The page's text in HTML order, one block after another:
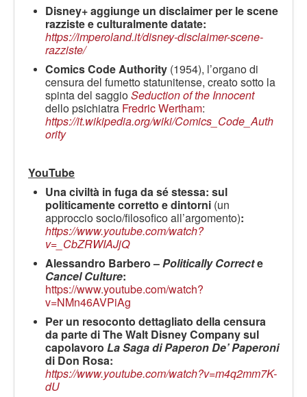
Disney+ aggiunge un disclaimer per le scene
razziste e culturalmente datate:
https://imperoland.it/disney-disclaimer-scene-
razziste/
Comics Code Authority (1954), l’organo di
censura del fumetto statunitense, creato sotto la
spinta del saggioSeduction of the Innocent
dello psichiatra Fredric Wertham:
https://it.wikipedia.org/wiki/Comics_Code_Auth
ority
YouTube
Una civiltà in fuga da sé stessa: sul
politicamente corretto e dintorni (un
approccio socio/filosofico all’argomento):
https://www.youtube.com/watch?
v=_CbZRWIAJjQ
Alessandro Barbero –Politically Correcte
Cancel Culture:
https://www.youtube.com/watch?
v=NMn46AVPiAg
Per un resoconto dettagliato della censura
da parte di The Walt Disney Company sul
capolavoro La Saga di Paperon De’ Paperoni
di Don Rosa:
https://www.youtube.com/watch?v=m4q2mm7K-
dU